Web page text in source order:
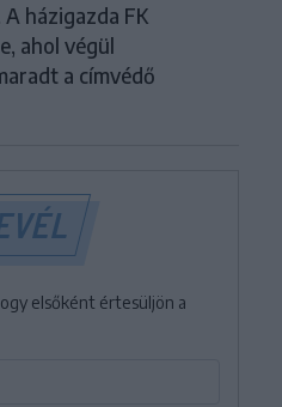
házigazda FK
ahol végül
a címvédő
elsőként értesüljön a